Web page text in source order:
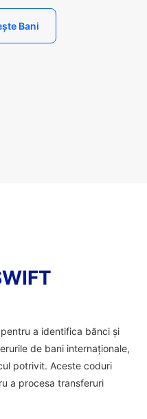
Bani
a identifica bănci și
de bani internaționale,
potrivit. Aceste coduri
a procesa transferuri